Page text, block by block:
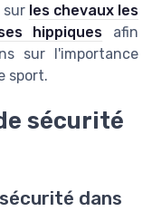
sur les chevaux les
hippiques afin
sur l'importance
sport.
sécurité
dans